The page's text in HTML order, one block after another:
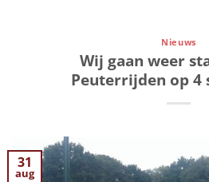
Nieuws
Wij gaan weer
Peuterrijden op 4
31
aug